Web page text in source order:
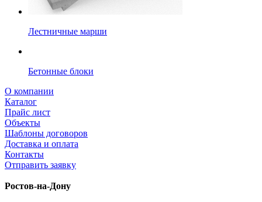
Лестничные марши
Бетонные блоки
О компании
Каталог
Прайс лист
Объекты
Шаблоны договоров
Доставка и оплата
Контакты
Отправить заявку
Ростов-на-Дону